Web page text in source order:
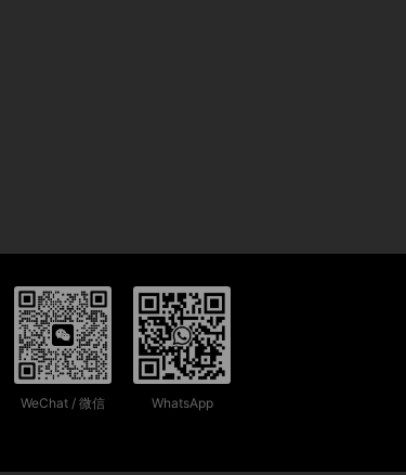
WeChat / 微信 WhatsApp